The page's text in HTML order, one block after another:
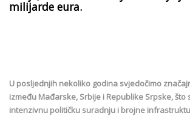
milijarde eura.
U posljednjih nekoliko godina svjedočimo
između Mađarske, Srbije i Republike Srpske, što
intenzivnu političku suradnju i brojne